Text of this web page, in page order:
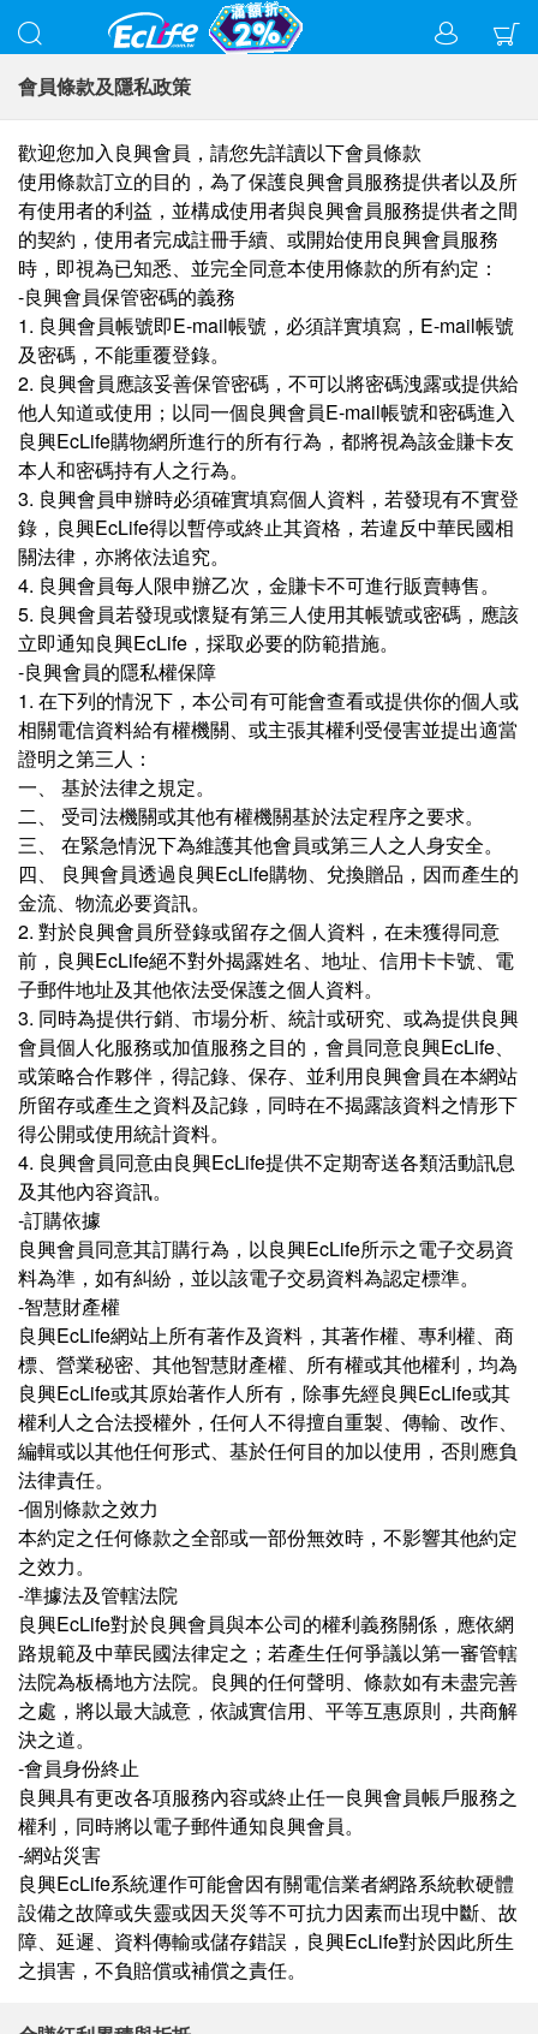
會員條款及隱私政策
歡迎您加⼊良興會員，請您先詳讀以下會員條款
使⽤條款訂⽴的⽬的，為了保護良興會員服務提供者以及所
有使⽤者的利益，並構成使⽤者與良興會員服務提供者之間
的契約，使⽤者完成註冊⼿續、或開始使⽤良興會員服務
時，即視為已知悉、並完全同意本使⽤條款的所有約定：
-良興會員保管密碼的義務
1. 良興會員帳號即E-mail帳號，必須詳實填寫，E-mail帳號
及密碼，不能重覆登錄。
2. 良興會員應該妥善保管密碼，不可以將密碼洩露或提供給
他⼈知道或使⽤；以同⼀個良興會員E-mail帳號和密碼進⼊
良興EcLife購物網所進⾏的所有⾏為，都將視為該⾦賺卡友
本⼈和密碼持有⼈之⾏為。
3. 良興會員申辦時必須確實填寫個⼈資料，若發現有不實登
錄，良興EcLife得以暫停或終⽌其資格，若違反中華⺠國相
關法律，亦將依法追究。
4. 良興會員每⼈限申辦⼄次，⾦賺卡不可進⾏販賣轉售。
5. 良興會員若發現或懷疑有第三⼈使⽤其帳號或密碼，應該
⽴即通知良興EcLife，採取必要的防範措施。
-良興會員的隱私權保障
1. 在下列的情況下，本公司有可能會查看或提供你的個⼈或
相關電信資料給有權機關、或主張其權利受侵害並提出適當
證明之第三⼈：
一、 基於法律之規定。
二、 受司法機關或其他有權機關基於法定程序之要求。
三、 在緊急情況下為維護其他會員或第三⼈之⼈⾝安全。
四、 良興會員透過良興EcLife購物、兌換贈品，因⽽產⽣的
⾦流、物流必要資訊。
2. 對於良興會員所登錄或留存之個⼈資料，在未獲得同意
前，良興EcLife絕不對外揭露姓名、地址、信⽤卡卡號、電
⼦郵件地址及其他依法受保護之個⼈資料。
3. 同時為提供⾏銷、市場分析、統計或研究、或為提供良興
會員個⼈化服務或加值服務之⽬的，會員同意良興EcLife、
或策略合作夥伴，得記錄、保存、並利⽤良興會員在本網站
所留存或產⽣之資料及記錄，同時在不揭露該資料之情形下
得公開或使⽤統計資料。
4. 良興會員同意由良興EcLife提供不定期寄送各類活動訊息
及其他內容資訊。
-訂購依據
良興會員同意其訂購⾏為，以良興EcLife所⽰之電⼦交易資
料為準，如有糾紛，並以該電⼦交易資料為認定標準。
-智慧財產權
良興EcLife網站上所有著作及資料，其著作權、專利權、商
標、營業秘密、其他智慧財產權、所有權或其他權利，均為
良興EcLife或其原始著作⼈所有，除事先經良興EcLife或其
權利⼈之合法授權外，任何⼈不得擅⾃重製、傳輸、改作、
編輯或以其他任何形式、基於任何⽬的加以使⽤，否則應負
法律責任。
-個別條款之效⼒
本約定之任何條款之全部或⼀部份無效時，不影響其他約定
之效⼒。
-準據法及管轄法院
良興EcLife對於良興會員與本公司的權利義務關係，應依網
路規範及中華⺠國法律定之；若產⽣任何爭議以第⼀審管轄
法院為板橋地⽅法院。良興的任何聲明、條款如有未盡完善
之處，將以最⼤誠意，依誠實信⽤、平等互惠原則，共商解
決之道。
-會員⾝份終⽌
良興具有更改各項服務內容或終⽌任⼀良興會員帳戶服務之
權利，同時將以電⼦郵件通知良興會員。
-網站災害
良興EcLife系統運作可能會因有關電信業者網路系統軟硬體
設備之故障或失靈或因天災等不可抗⼒因素⽽出現中斷、故
障、延遲、資料傳輸或儲存錯誤，良興EcLife對於因此所⽣
之損害，不負賠償或補償之責任。